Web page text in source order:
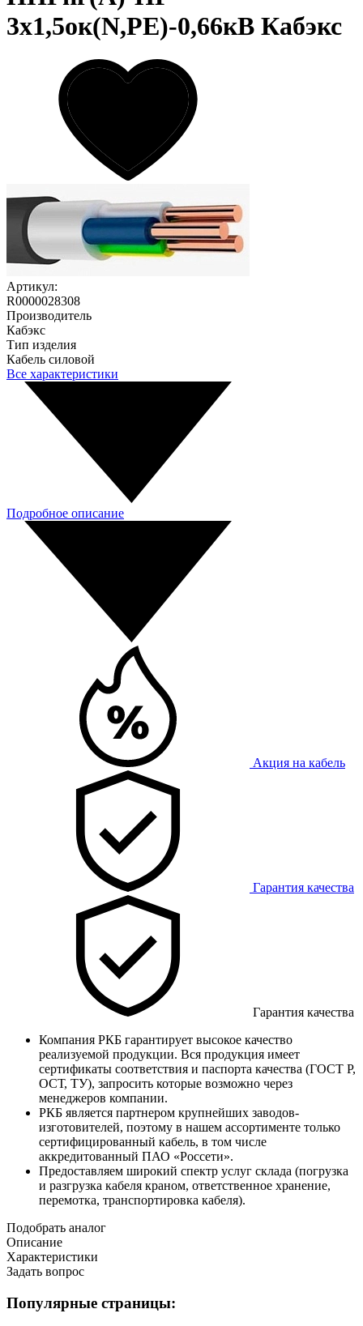
3х1,5ок(N,PE)-0,66кВ Кабэкс
Артикул:
R0000028308
Производитель
Кабэкс
Тип изделия
Кабель силовой
Все характеристики
Подробное описание
Акция на кабель
Гарантия качества
Гарантия качества
Компания РКБ гарантирует высокое качество
реализуемой продукции. Вся продукция имеет
сертификаты соответствия и паспорта качества (ГОСТ Р,
ОСТ, ТУ), запросить которые возможно через
менеджеров компании.
РКБ является партнером крупнейших заводов-
изготовителей, поэтому в нашем ассортименте только
сертифицированный кабель, в том числе
аккредитованный ПАО «Россети».
Предоставляем широкий спектр услуг склада (погрузка
и разгрузка кабеля краном, ответственное хранение,
перемотка, транспортировка кабеля).
Подобрать аналог
Описание
Характеристики
Задать вопрос
Популярные страницы: